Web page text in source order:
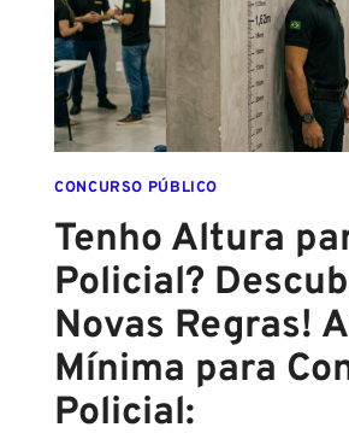
DESTE
ANO!
CONCURSO PÚBLICO
Tenho Altura
Policial?
Novas Regras!
Mínima para
Policial: